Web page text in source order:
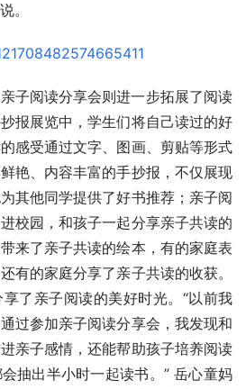
。
子阅读分享会则进一步拓展了阅读
报展览中，学生们将自己读过的好
感受通过文字、图画、剪贴等形式
艳、内容丰富的手抄报，不仅展现
其他同学提供了好书推荐；亲子阅
校园，和孩子一起分享亲子共读的
来了亲子共读的绘本，有的家庭表
有的家庭分享了亲子共读的收获。
了亲子阅读的美好时光。“以前我
过参加亲子阅读分享会，我发现和
亲子感情，还能帮助孩子培养阅读
抽出半小时一起读书。” 岳心童妈